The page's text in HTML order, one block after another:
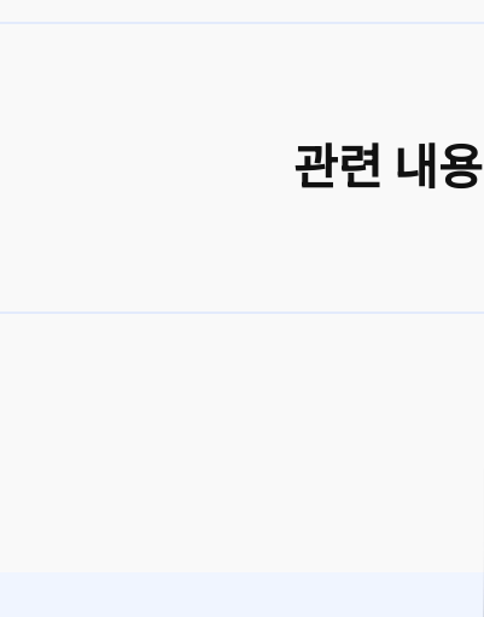
관련 내용